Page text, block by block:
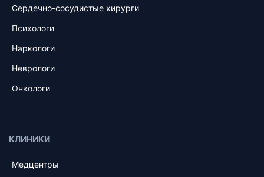
Сердечно-сосудистые хирурги
Психологи
Наркологи
Неврологи
Онкологи
КЛИНИКИ
Медцентры